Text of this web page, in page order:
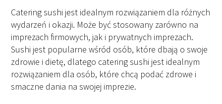
Catering sushi jest idealnym rozwiązaniem dla różnych
wydarzeń i okazji. Może być stosowany zarówno na
imprezach firmowych, jak i prywatnych imprezach.
Sushi jest popularne wśród osób, które dbają o swoje
zdrowie i dietę, dlatego catering sushi jest idealnym
rozwiązaniem dla osób, które chcą podać zdrowe i
smaczne dania na swojej imprezie.